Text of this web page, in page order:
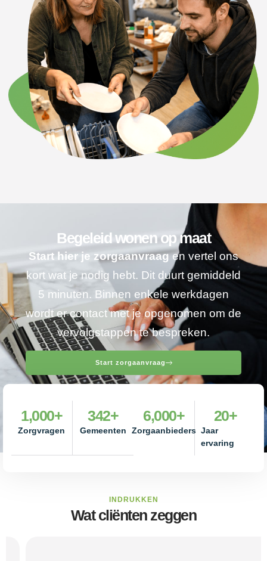
Begeleid wonen op maat
Start hier je zorgaanvraagen vertel ons
kort wat je nodig hebt. Dit duurt gemiddeld
5 minuten. Binnen enkele werkdagen
wordt er contact met je opgenomen om de
vervolgstappen te bespreken.
Start zorgaanvraag
Zorgvragen
1,000+
Gemeenten
342+
Zorgaanbieders
6,000+
Jaar
ervaring
20+
INDRUKKEN
Wat cliënten zeggen